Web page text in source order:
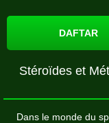
DAFTAR
Stéroïdes et
Dans le monde du